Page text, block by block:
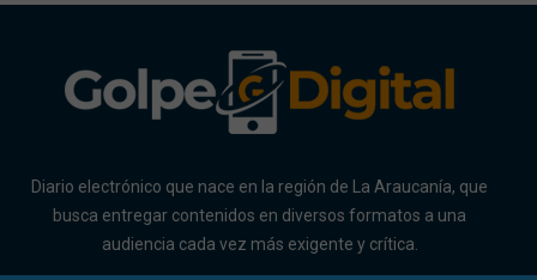
Diario electrónico que nace en la región de La Araucanía, que
busca entregar contenidos en diversos formatos a una
audiencia cada vez más exigente y crítica.